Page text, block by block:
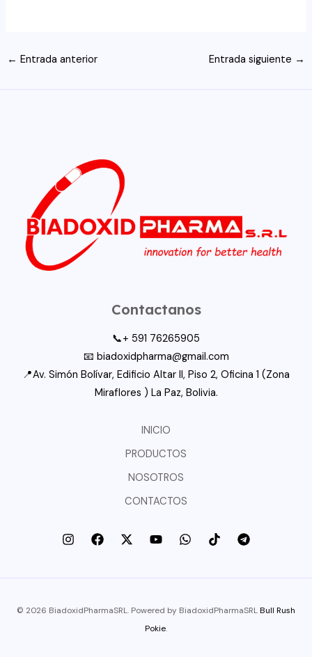
Navegación
entradas
← Entrada anterior Entrada siguiente →
Contactanos
📞+ 591 76265905
📧 biadoxidpharma@gmail.com
📍Av. Simón Bolívar, Edificio Altar II, Piso 2, Oficina 1 (Zona
Miraflores ) La Paz, Bolivia.
INICIO
PRODUCTOS
NOSOTROS
CONTACTOS
© 2026 BiadoxidPharmaSRL. Powered by BiadoxidPharmaSRLBull Rush
Pokie.